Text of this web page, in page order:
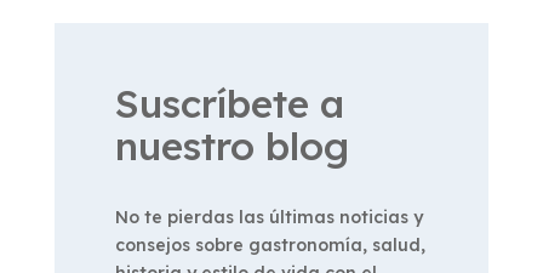
Suscríbete a
nuestro blog
No te pierdas las últimas noticias y
consejos sobre gastronomía, salud,